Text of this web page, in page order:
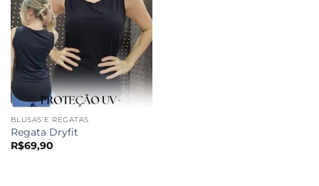
BLUSAS E REGATAS
Regata Dryfit
R$69,90